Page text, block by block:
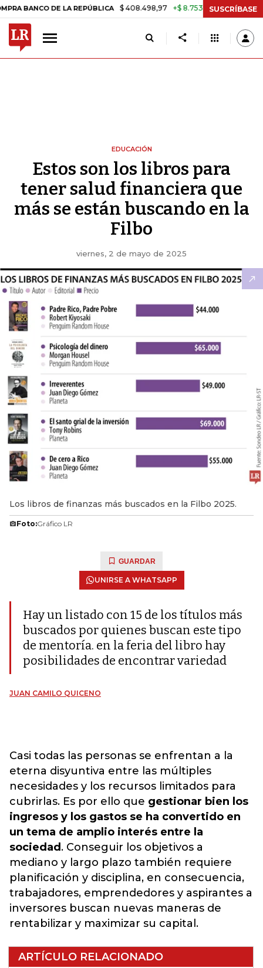
DE LA REPÚBLICA $ 408.498,97 +$ 8.753,81 +2,19% TASA DE
SUSCRÍBASE
EDUCACIÓN
Estos son los libros para
tener salud financiera que
más se están buscando en la
Filbo
viernes, 2 de mayo de 2025
Los libros de finanzas más buscados en la Filbo 2025.
Foto:Gráfico LR
GUARDAR
UNIRSE A WHATSAPP
Hay un listado con 15 de los títulos más
buscados por quienes buscan este tipo
de mentoría. en la feria del libro hay
posibilidades de encontrar variedad
JUAN CAMILO QUICENO
Casi todas las personas se enfrentan a la
eterna disyuntiva entre las múltiples
necesidades y los recursos limitados para
cubrirlas. Es por ello que gestionar bien los
ingresos y los gastos se ha convertido en
un tema de amplio interés entre la
sociedad . Conseguir los objetivos a
mediano y largo plazo también requiere
planificación y disciplina, en consecuencia,
trabajadores, emprendedores y aspirantes a
inversores buscan nuevas maneras de
rentabilizar y maximizar su capital.
ARTÍCULO RELACIONADO